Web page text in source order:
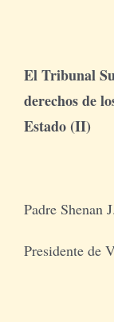
El Tribunal
derechos de
Estado (II)
Padre Shenan
Presidente de